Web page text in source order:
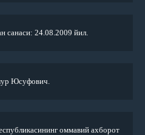
санаси: 24.08.2009 йил.
Юсуфович.
оммавий ахборот